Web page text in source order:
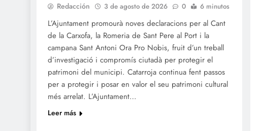
Redacción 3 de agosto de 2026 0 6 minutos
L’Ajuntament promourà noves declaracions per al Cant
de la Carxofa, la Romeria de Sant Pere al Port i la
campana Sant Antoni Ora Pro Nobis, fruit d’un treball
d’investigació i compromís ciutadà per protegir el
patrimoni del municipi. Catarroja continua fent passos
per a protegir i posar en valor el seu patrimoni cultural
més arrelat. L’Ajuntament…
Leer más